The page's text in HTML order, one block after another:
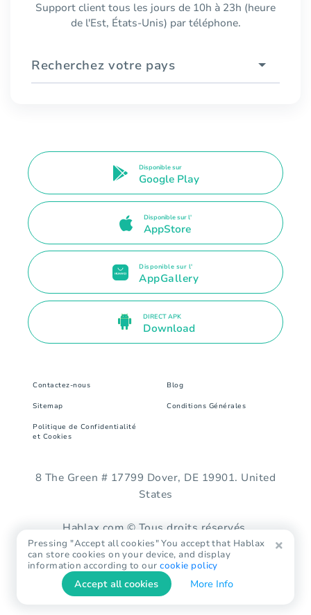
Support client tous les jours de 10h à 23h (heure
de l'Est, États-Unis) par téléphone.
Recherchez votre pays
Disponible sur
Google Play
Disponible sur l'
AppStore
Disponible sur l'
AppGallery
DIRECT APK
Download
Contactez-nous Blog
Sitemap Conditions Générales
Politique de Confidentialité
et Cookies
8 The Green # 17799 Dover, DE 19901. United
States
Hablax.com © Tous droits réservés.
Pressing "Accept all cookies" You accept that Hablax
can store cookies on your device, and display
information according to ourcookie policy
Accept all cookies More Info